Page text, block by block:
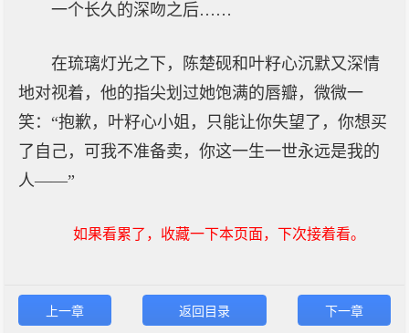
一个长久的深吻之后……
在琉璃灯光之下，陈楚砚和叶籽心沉默又深情
地对视着，他的指尖划过她饱满的唇瓣，微微一
笑：“抱歉，叶籽心小姐，只能让你失望了，你想买
了自己，可我不准备卖，你这一生一世永远是我的
人——”
如果看累了，收藏一下本页面，下次接着看。
上一章 返回目录 下一章